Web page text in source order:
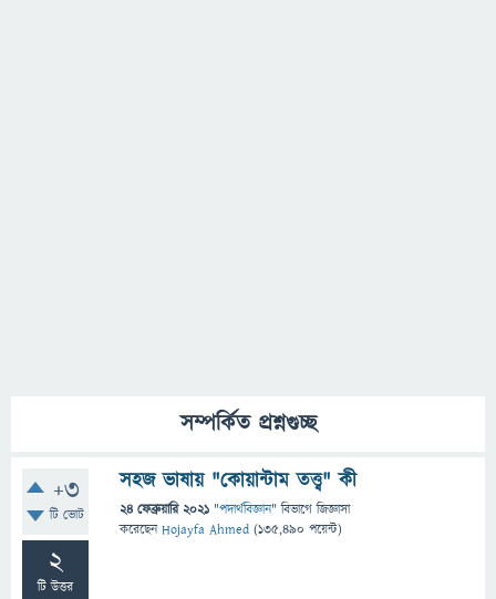
সম্পর্কিত প্রশ্নগুচ্ছ
+3
টি ভোট
2
টি উত্তর
সহজ ভাষায় "কোয়ান্টাম তত্ত্ব" কী
24 ফেব্রুয়ারি 2021 "পদার্থবিজ্ঞান" বিভাগে জিজ্ঞাসা
করেছেনHojayfa Ahmed (135,490 পয়েন্ট)